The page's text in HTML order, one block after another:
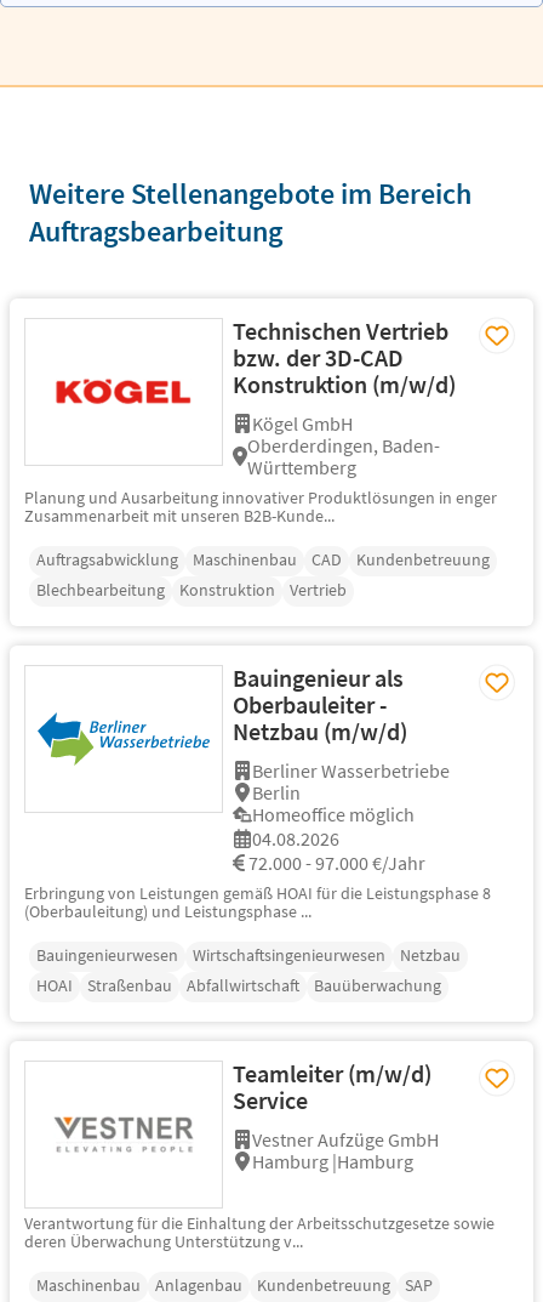
Weitere Stellenangebote im Bereich
Auftragsbearbeitung
Technischen Vertrieb
bzw. der 3D-CAD
Konstruktion (m/w/d)
Kögel GmbH
Oberderdingen, Baden-
Württemberg
Planung und Ausarbeitung innovativer Produktlösungen in enger
Zusammenarbeit mit unseren B2B-Kunde...
Auftragsabwicklung
Maschinenbau CAD
Kundenbetreuung
Blechbearbeitung
Konstruktion Vertrieb
Bauingenieur als
Oberbauleiter -
Netzbau (m/w/d)
Berliner Wasserbetriebe
Berlin
Homeoffice möglich
04.08.2026
72.000 - 97.000 €/Jahr
Erbringung von Leistungen gemäß HOAI für die Leistungsphase 8
(Oberbauleitung) und Leistungsphase ...
Bauingenieurwesen
Wirtschaftsingenieurwesen
Netzbau
HOAI
Straßenbau Abfallwirtschaft Bauüberwachung
Teamleiter (m/w/d)
Service
Vestner Aufzüge GmbH
Hamburg |Hamburg
Verantwortung für die Einhaltung der Arbeitsschutzgesetze sowie
deren Überwachung Unterstützung v...
Maschinenbau
Anlagenbau Kundenbetreuung
SAP